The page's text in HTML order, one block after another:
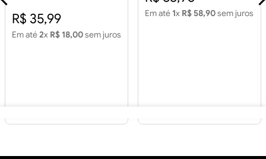
R$ 35,99
Em até2x R$ 18,00sem juros
Em até 1x R$ 58,90sem juros